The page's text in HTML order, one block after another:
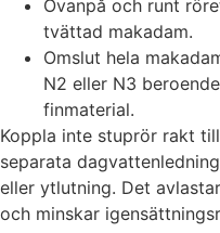
Ovanpå och runt
tvättad makadam.
Omslut hela
N2 eller N3
finmaterial.
Koppla inte stuprör rakt
separata
eller ytlutning. Det
och minskar